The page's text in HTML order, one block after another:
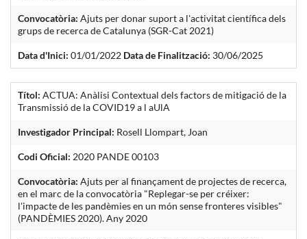
Convocatòria: Ajuts per donar suport a l'activitat científica dels
grups de recerca de Catalunya (SGR-Cat 2021)
Data d'Inici: 01/01/2022 Data de Finalització: 30/06/2025
Títol: ACTUA: Anàlisi Contextual dels factors de mitigació de la
Transmissió de la COVID19 a l aUlA
Investigador Principal: Rosell Llompart, Joan
Codi Oficial: 2020 PANDE 00103
Convocatòria: Ajuts per al finançament de projectes de recerca,
en el marc de la convocatòria "Replegar-se per créixer:
l'impacte de les pandèmies en un món sense fronteres visibles"
(PANDÈMIES 2020). Any 2020